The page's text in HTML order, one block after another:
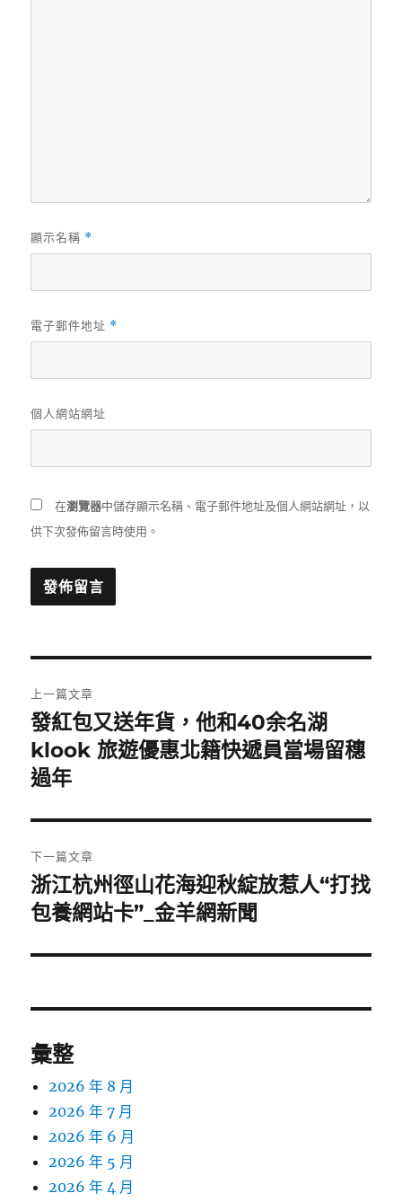
顯示名稱 *
電子郵件地址 *
個人網站網址
在瀏覽器中儲存顯示名稱、電子郵件地址及個人網站網址，以
供下次發佈留言時使用。
章
導
覽
上一篇文章
上
一
篇
章:
發紅包又送年貨，他和40余名湖
klook 旅遊優惠北籍快遞員當場留穗
過年
下一篇文章
下
一
文
浙江杭州徑山花海迎秋綻放惹人“打找
包養網站卡”_金羊網新聞
彙整
2026 年 8 月
2026 年 7 月
2026 年 6 月
2026 年 5 月
2026 年 4 月